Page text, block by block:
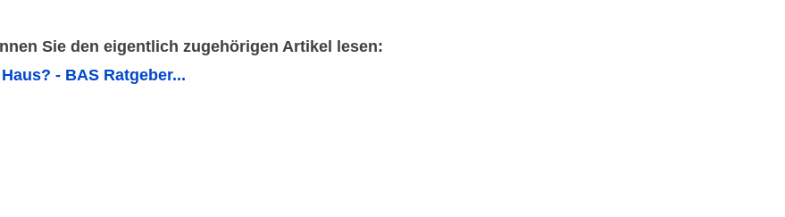
Sie den eigentlich zugehörigen Artikel lesen:
- BAS Ratgeber...